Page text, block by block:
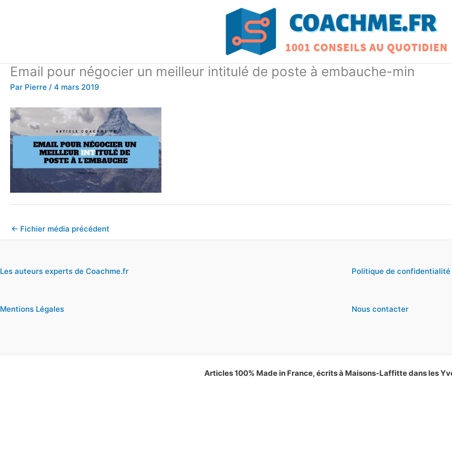
Email pour négocier un meilleur intitulé de poste à embauche-min
Par Pierre / 4 mars 2019
← Fichier média précédent
Les auteurs experts de Coachme.fr
Mentions Légales
Politique de confidentialité
Nous contacter
Articles 100% Made in France, écrits à Maisons-Laffitte dans les